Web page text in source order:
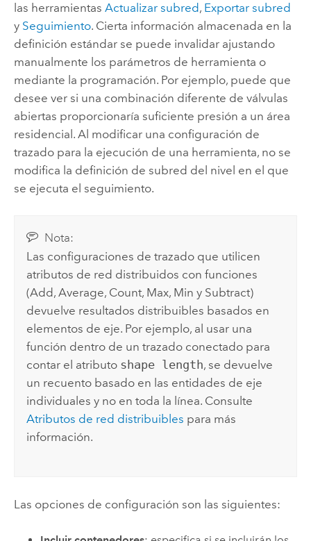
las herramientas Actualizar subred, Exportar subred
y Seguimiento. Cierta información almacenada en la
definición estándar se puede invalidar ajustando
manualmente los parámetros de herramienta o
mediante la programación. Por ejemplo, puede que
desee ver si una combinación diferente de válvulas
abiertas proporcionaría suficiente presión a un área
residencial. Al modificar una configuración de
trazado para la ejecución de una herramienta, no se
modifica la definición de subred del nivel en el que
se ejecuta el seguimiento.
Nota:
Las configuraciones de trazado que utilicen
atributos de red distribuidos con funciones
(Add, Average, Count, Max, Min y Subtract)
devuelve resultados distribuibles basados en
elementos de eje. Por ejemplo, al usar una
función dentro de un trazado conectado para
contar el atributo shape length, se devuelve
un recuento basado en las entidades de eje
individuales y no en toda la línea. Consulte
Atributos de red distribuibles para más
información.
Las opciones de configuración son las siguientes: